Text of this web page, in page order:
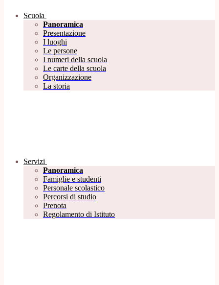
Scuola
Panoramica
Presentazione
I luoghi
Le persone
I numeri della scuola
Le carte della scuola
Organizzazione
La storia
Servizi
Panoramica
Famiglie e studenti
Personale scolastico
Percorsi di studio
Prenota
Regolamento di Istituto